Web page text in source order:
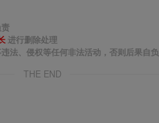
进行删除处理
法、侵权等任何非法活动，否则后果自负
THE END